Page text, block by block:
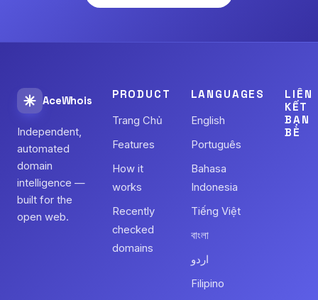
AceWhois
Independent,
automated
domain
intelligence —
built for the
open web.
PRODUCT
Trang Chủ
Features
How it
works
Recently
checked
domains
LANGUAGES
English
Português
Bahasa
Indonesia
Tiếng Việt
বাংলা
اردو
Filipino
LIÊN
KẾT
BẠN
BÈ